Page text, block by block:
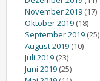
November 2019 (17)
Oktober 2019 (18)
September 2019 (25)
August 2019 (10)
Juli 2019 (23)
Juni 2019 (25)